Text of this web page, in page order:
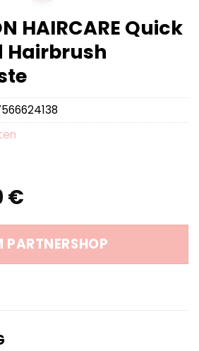
HAIRCARE Quick
Hairbrush
€
€Aktueller
ist:
7,19 €.
PARTNERSHOP